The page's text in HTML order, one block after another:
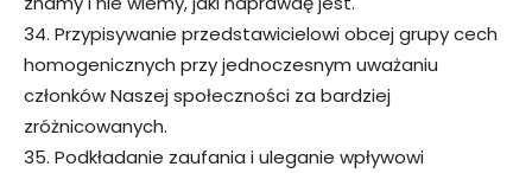
34. Przypisywanie przedstawicielowi obcej grupy cech
homogenicznych przy jednoczesnym uważaniu
członków Naszej społeczności za bardziej
zróżnicowanych.
35. Podkładanie zaufania i uleganie wpływowi